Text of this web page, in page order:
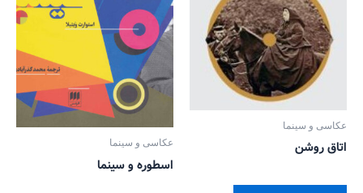
عکاسی و سینما
اتاق روشن عکاسی و سینما
اسطوره و سینما